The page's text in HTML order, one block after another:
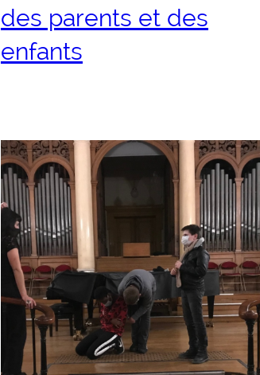
des parents et des
enfants